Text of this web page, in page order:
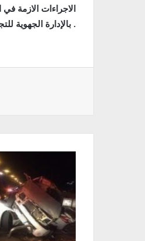
الاجراءات الازمة
بالإدارة الجهوية للتجارة بنابل عمر الوحيشي لمراسل اكسيجان اف.م بنابل محمد علي جرادة .